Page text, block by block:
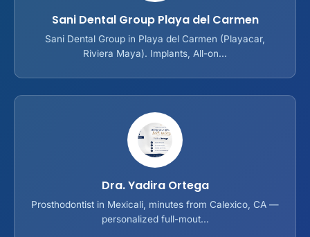
Sani Dental Group Playa del Carmen
Sani Dental Group in Playa del Carmen (Playacar,
Riviera Maya). Implants, All-on...
Dra. Yadira Ortega
Prosthodontist in Mexicali, minutes from Calexico, CA —
personalized full-mout...